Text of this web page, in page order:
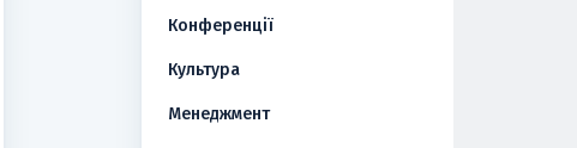
Конференції
Культура
Менеджмент